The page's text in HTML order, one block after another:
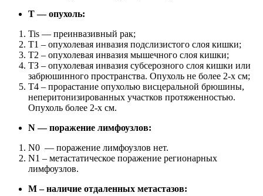
T — опухоль:
Tis — преинвазивный рак;
T1 – опухолевая инвазия подслизистого слоя кишки;
Т2 – опухолевая инвазия мышечного слоя кишки;
ТЗ – опухолевая инвазия субсерозного слоя кишки или
забрюшинного пространства. Опухоль не более 2-х см;
Т4 – прорастание опухолью висцеральной брюшины,
неперитонизированных участков протяженностью.
Опухоль более 2-х см.
N — поражение лимфоузлов:
N0 — поражение лимфоузлов нет.
N1 – метастатическое поражение регионарных
лимфоузлов.
M – наличие отдаленных метастазов: